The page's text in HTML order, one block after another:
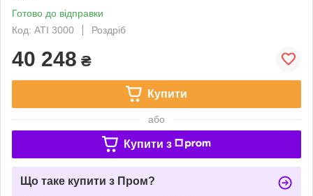
Готово до відправки
Код: ATI 3000
Роздріб
40 248 ₴
Купити
або
Купити з
Що таке купити з Пром?